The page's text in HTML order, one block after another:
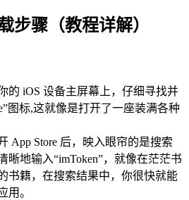
步骤（教程详解）
的 iOS 设备主屏幕上，仔细寻找并
图标,这就像是打开了一座装满各种
App Store 后，映入眼帘的是搜索
晰地输入“imToken”，就像在茫茫书
书籍，在搜索结果中，你很快就能
用。